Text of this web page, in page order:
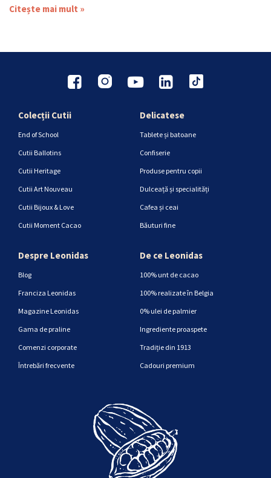
Citește mai mult »
Colecții Cutii
End of School
Cutii Ballotins
Cutii Heritage
Cutii Art Nouveau
Cutii Bijoux & Love
Cutii Moment Cacao
Delicatese
Tablete și batoane
Confiserie
Produse pentru copii
Dulceață și specialități
Cafea și ceai
Băuturi fine
Despre Leonidas
Blog
Franciza Leonidas
Magazine Leonidas
Gama de praline
Comenzi corporate
Întrebări frecvente
De ce Leonidas
100% unt de cacao
100% realizate în Belgia
0% ulei de palmier
Ingrediente proaspete
Tradiție din 1913
Cadouri premium